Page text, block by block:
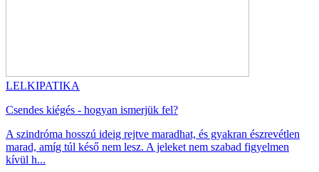
LELKIPATIKA
Csendes kiégés - hogyan ismerjük fel?
A szindróma hosszú ideig rejtve maradhat, és gyakran észrevétlen
marad, amíg túl késő nem lesz. A jeleket nem szabad figyelmen
kívül h...